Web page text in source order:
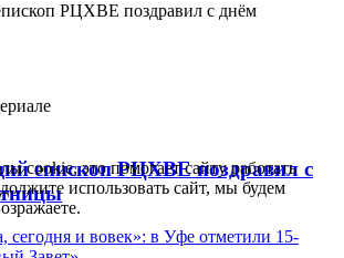
РЦХВЕ поздравил с днём
епископ РЦХВЕ поздравил с
cookie, это помогает сайту работать
использовать сайт, мы будем